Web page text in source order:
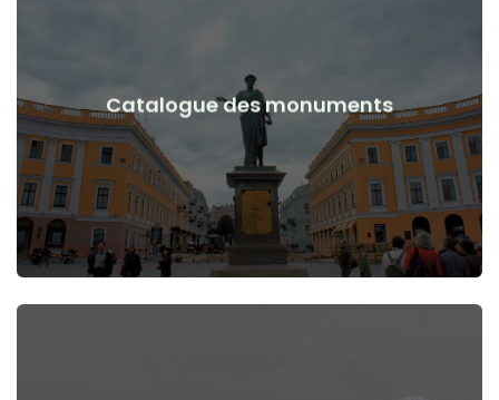
Catalogue des monuments
Monuments, œuvres d'art avant et après le début de la
guerre
Voir les détails